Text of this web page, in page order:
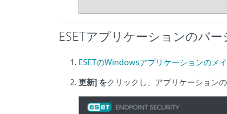
ESETアプリケーションのバ
ESETのWindowsアプリケーションのメ
更新] をクリックし、アプリケーション